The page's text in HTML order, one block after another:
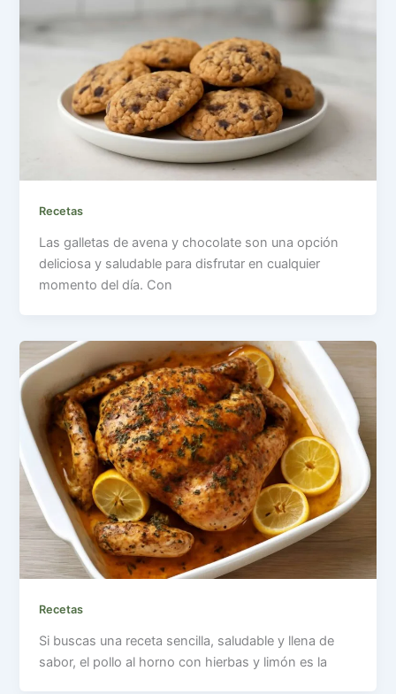
Recetas
Las galletas de avena y chocolate son una opción
deliciosa y saludable para disfrutar en cualquier
momento del día. Con
Recetas
Si buscas una receta sencilla, saludable y llena de
sabor, el pollo al horno con hierbas y limón es la